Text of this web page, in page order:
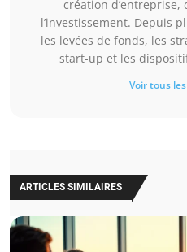
création
l’investissement. Depuis
les levées de fonds, les
start-up et les
Voir tous
ARTICLES SIMILAIRES